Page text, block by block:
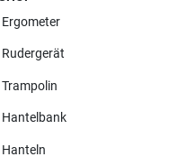
Ergometer
Rudergerät
Trampolin
Hantelbank
Hanteln